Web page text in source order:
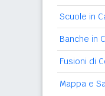
Scuole in
Banche in
Fusioni di
Mappa e